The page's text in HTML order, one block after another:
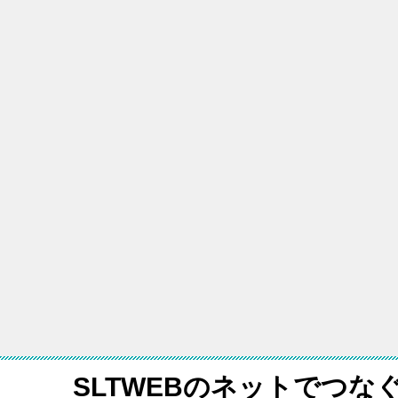
SLTWEBのネットでつな